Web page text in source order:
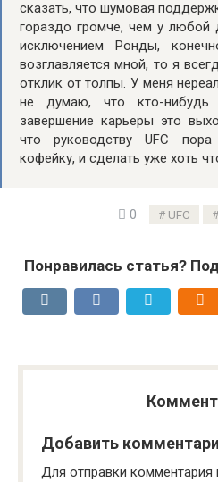
сказать, что шумовая
гораздо громче, чем у любой
исключением Ронды,
возглавляется мной, то я
отклик от толпы. У меня
не думаю, что кто-
завершение карьеры это
что руководству UFC пора
кофейку, и сделать уже хоть
0 UFC
Понравилась статья?
Добавить
Для отправки